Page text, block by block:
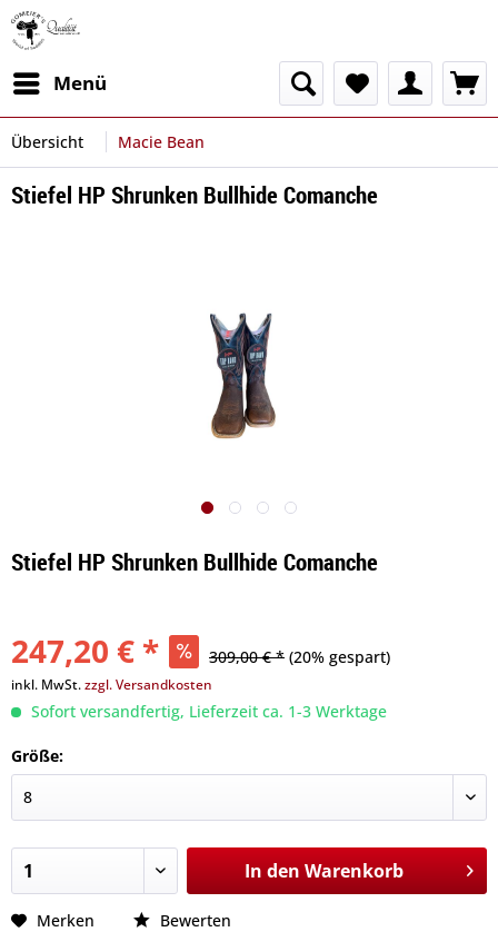
Menü
Übersicht Macie Bean
Stiefel HP Shrunken Bullhide Comanche
Stiefel HP Shrunken Bullhide Comanche
247,20 € * 309,00 € * (20% gespart)
inkl. MwSt.zzgl. Versandkosten
Sofort versandfertig, Lieferzeit ca. 1-3 Werktage
Größe:
In den Warenkorb
Merken Bewerten